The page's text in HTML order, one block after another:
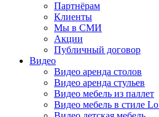
Партнёрам
Клиенты
Мы в СМИ
Акции
Публичный договор
Видео
Видео аренда столов
Видео аренда стульев
Видео мебель из паллет
Видео мебель в стиле